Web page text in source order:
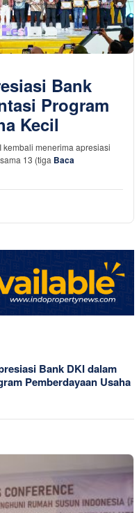
Bank
Program
Kecil
kembali menerima apresiasi
13 (tiga Baca
Bank DKI dalam
Pemberdayaan Usaha